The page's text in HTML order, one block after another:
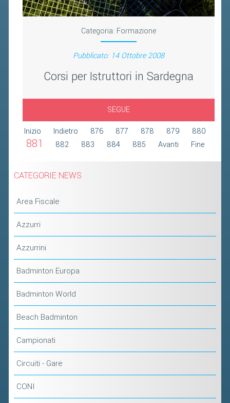
Categoria: Formazione
Pubblicato: 14 Ottobre 2008
Corsi per Istruttori in Sardegna
SEGUE
Inizio
Indietro 876 877 878 879 880
881 882 883 884 885 Avanti Fine
CATEGORIE NEWS
Area Fiscale
Azzurri
Azzurrini
Badminton Europa
Badminton World
Beach Badminton
Campionati
Circuiti - Gare
CONI